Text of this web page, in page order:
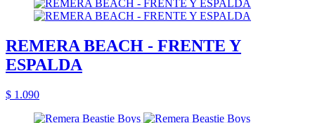
REMERA BEACH - FRENTE Y
ESPALDA
$ 1.090